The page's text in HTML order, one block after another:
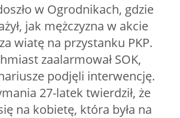
w Ogrodnikach, gdzie
jak mężczyzna w akcie
wiatę na przystanku PKP.
zaalarmował SOK,
podjęli interwencję.
27-latek twierdził, że
na kobietę, która była na